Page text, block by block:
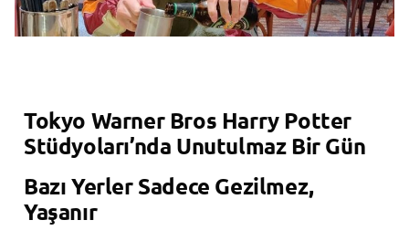
Tokyo Warner Bros Harry Potter
Stüdyoları’nda Unutulmaz Bir Gün
Bazı Yerler Sadece Gezilmez,
Yaşanır